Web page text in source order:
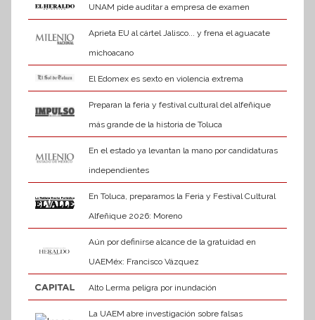
UNAM pide auditar a empresa de examen
Aprieta EU al cártel Jalisco... y frena el aguacate
michoacano
El Edomex es sexto en violencia extrema
Preparan la feria y festival cultural del alfeñique
más grande de la historia de Toluca
En el estado ya levantan la mano por candidaturas
independientes
En Toluca, preparamos la Feria y Festival Cultural
Alfeñique 2026: Moreno
Aún por definirse alcance de la gratuidad en
UAEMéx: Francisco Vázquez
Alto Lerma peligra por inundación
La UAEM abre investigación sobre falsas